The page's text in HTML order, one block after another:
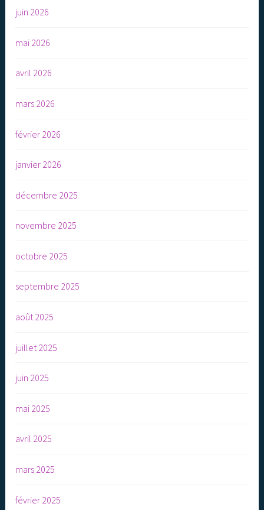
juin 2026
mai 2026
avril 2026
mars 2026
février 2026
janvier 2026
décembre 2025
novembre 2025
octobre 2025
septembre 2025
août 2025
juillet 2025
juin 2025
mai 2025
avril 2025
mars 2025
février 2025